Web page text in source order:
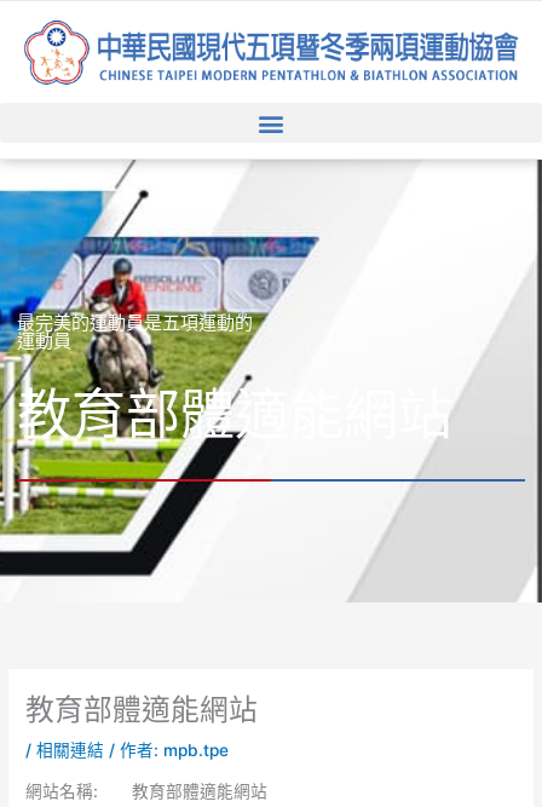
最完美的運動員是五項運動的
運動員
教育部體適能網站
教育部體適能網站
/相關連結 / 作者: mpb.tpe
網站名稱: 教育部體適能網站